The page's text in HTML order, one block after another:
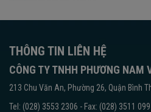
THÔNG TIN LIÊN HỆ
CÔNG TY TNHH PHƯƠNG NAM
213 Chu Văn An, Phường 26, Quận Bình
Tel: (028) 3553 2306 - Fax: (028) 3511